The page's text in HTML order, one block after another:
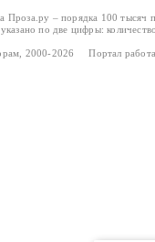
Проза.ру – порядка 100
по две цифры:
2000-2026 Портал